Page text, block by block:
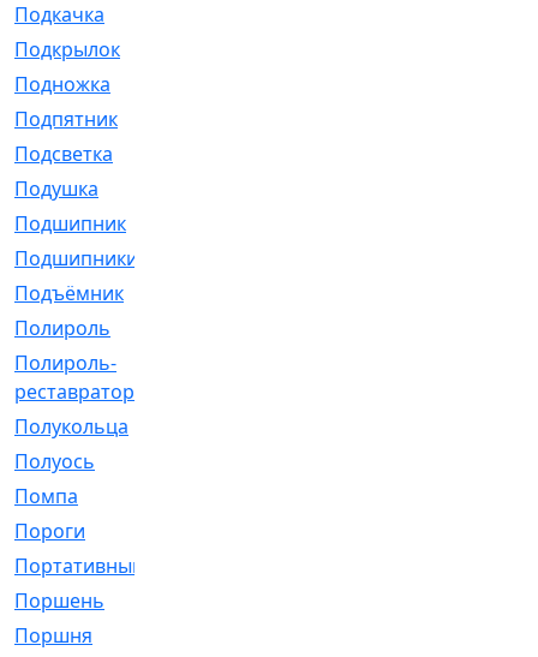
Подкачка
Подкрылок
Подножка
Подпятник
Подсветка
Подушка
Подшипник
Подшипники
Подъёмник
Полироль
Полироль-
реставратор
Полукольца
Полуось
Помпа
Пороги
Портативный
Поршень
Поршня